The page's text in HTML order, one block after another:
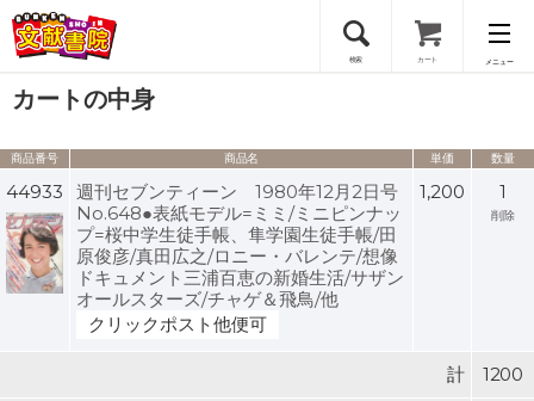
検索 カート メニュー
会員登録
ログイン
カートの中身
商品番号 商品名 単価 数量
44933
週刊セブンティーン 1980年12月2日号
No.648●表紙モデル=ミミ/ミニピンナッ
プ=桜中学生徒手帳、隼学園生徒手帳/田
原俊彦/真田広之/ロニー・バレンテ/想像
ドキュメント三浦百恵の新婚生活/サザン
オールスターズ/チャゲ＆飛鳥/他
クリックポスト他便可
1,200 1
削除
計 1200